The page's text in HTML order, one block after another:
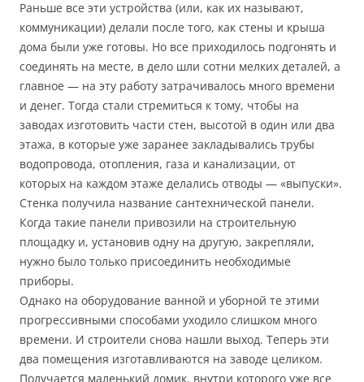
Раньше все эти устройства (или, как их называют,
коммуникации) делали после того, как стены и крыша
дома были уже готовы. Но все приходилось подгонять и
соединять на месте, в дело шли сотни мелких деталей, а
главное — на эту работу затрачивалось много времени
и денег. Тогда стали стремиться к тому, чтобы на
заводах изготовить части стен, высотой в один или два
этажа, в которые уже заранее закладывались трубы
водопровода, отопления, газа и канализации, от
которых на каждом этаже делались отводы — «выпуски».
Стенка получила название сантехнической панели.
Когда такие панели привозили на строительную
площадку и, установив одну на другую, закрепляли,
нужно было только присоединить необходимые
приборы.
Однако на оборудование ванной и уборной те этими
прогрессивными способами уходило слишком много
времени. И строители снова нашли выход. Теперь эти
два помещения изготавливаются на заводе целиком.
Получается маленький домик, внутри которого уже все